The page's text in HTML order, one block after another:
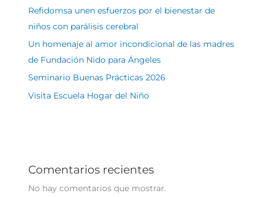
Refidomsa unen esfuerzos por el bienestar de
niños con parálisis cerebral
Un homenaje al amor incondicional de las madres
de Fundación Nido para Ángeles
Seminario Buenas Prácticas 2026
Visita Escuela Hogar del Niño
Comentarios recientes
No hay comentarios que mostrar.